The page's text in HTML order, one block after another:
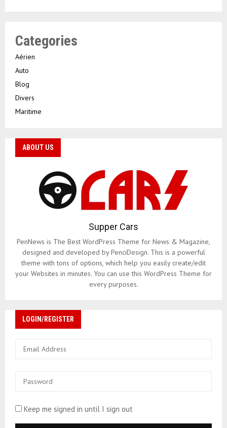
Categories
Aérien
Auto
Blog
Divers
Maritime
ABOUT US
Supper Cars
PenNews is The Best WordPress Theme for News & Magazine,
designed and developed by PenciDesign. This is a powerful
theme with tons of options, which help you easily create/edit
your Websites in minutes. You can use this WordPress Theme for
every purposes.
LOGIN/REGISTER
Keep me signed in until I sign out